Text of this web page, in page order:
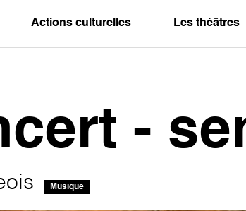
Actions culturelles Les théâtres
-
Musique